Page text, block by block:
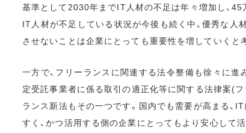
基準として2030年までIT人材の不足は年々増加し、
IT人材が不足している状況が今後も続く中、優秀な
させないことは企業にとっても重要性を増していくと
一方で、フリーランスに関連する法令整備も徐々に
定受託事業者に係る取引の適正化等に関する法律案(
ランス新法もその一つです。国内でも需要が高まる、
すく、かつ活用する側の企業にとってもより安心して